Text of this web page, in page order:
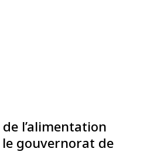
l’alimentation
gouvernorat de